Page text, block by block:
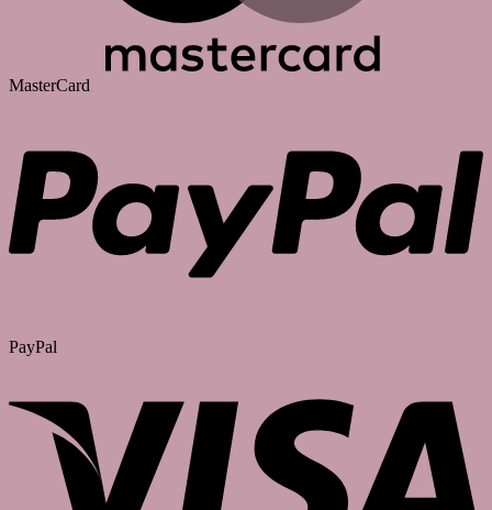
MasterCard
PayPal